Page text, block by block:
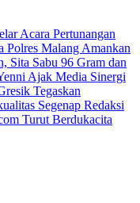
Acara Pertunangan
Polres Malang Amankan
Sita Sabu 96 Gram dan
Ajak Media Sinergi
Tegaskan
Segenap Redaksi
Turut Berdukacita